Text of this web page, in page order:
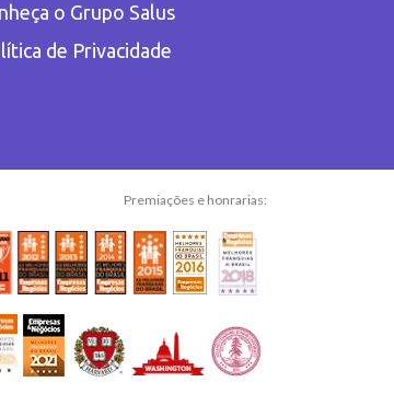
o Grupo Salus
de Privacidade
Premiações e honrarias: